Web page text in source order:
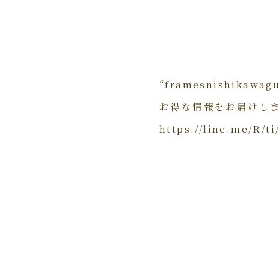
お得な情報をお届けし
https://line.me/R/ti/